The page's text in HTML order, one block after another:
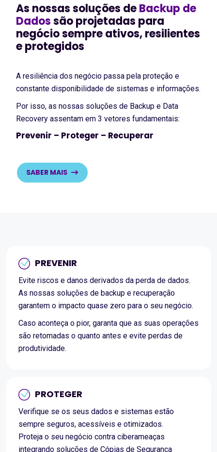
As nossas soluções deBackup de
Dadossão projetadas para
negócio sempre ativos, resilientes
e protegidos
A resiliência dos negócio passa pela proteção e
constante disponibilidade de sistemas e informações.
Por isso, as nossas soluções de Backup e Data
Recovery assentam em 3 vetores fundamentais:
Prevenir – Proteger – Recuperar
SABER MAIS
PREVENIR
Evite riscos e danos derivados da perda de dados.
As nossas soluções de backup e recuperação
garantem o impacto quase zero para o seu negócio.
Caso aconteça o pior, garanta que as suas operações
são retomadas o quanto antes e evite perdas de
produtividade.
PROTEGER
Verifique se os seus dados e sistemas estão
sempre seguros, acessíveis e otimizados.
Proteja o seu negócio contra ciberameaças
integrando soluções de Cópias de Segurança